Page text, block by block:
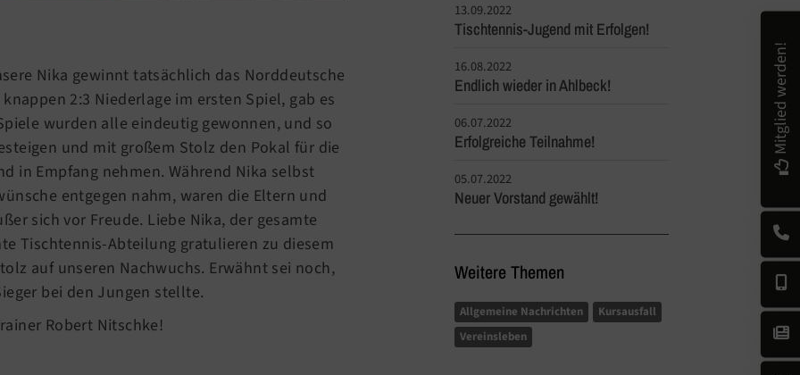
Nika gewinnt tatsächlich das Norddeutsche
2:3 Niederlage im ersten Spiel, gab es
wurden alle eindeutig gewonnen, und so
und mit großem Stolz den Pokal für die
in Empfang nehmen. Während Nika selbst
entgegen nahm, waren die Eltern und
sich vor Freude. Liebe Nika, der gesamte
Tischtennis-Abteilung gratulieren zu diesem
auf unseren Nachwuchs. Erwähnt sei noch,
bei den Jungen stellte.
Robert Nitschke!
13.09.2022
Tischtennis-Jugend mit Erfolgen!
16.08.2022
Endlich wieder in Ahlbeck!
06.07.2022
Erfolgreiche Teilnahme!
05.07.2022
Neuer Vorstand gewählt!
Weitere Themen
Allgemeine Nachrichten
Kursausfall
Vereinsleben
Mitglied werden!